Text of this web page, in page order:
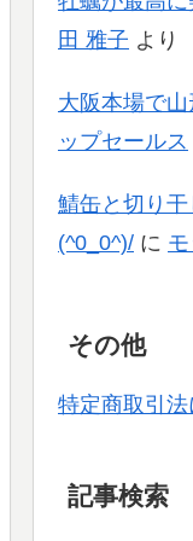
田 雅子 より
大阪本場で
ップセールス
鯖缶と切り
(^0_0^)/ に
その他
特定商取引
記事検索